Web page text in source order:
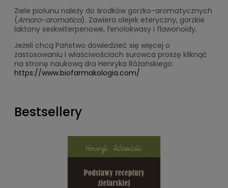
Ziele piołunu należy do środków gorzko-aromatycznych
(Amaro-aromatica). Zawiera olejek eteryczny, gorzkie
laktony seskwiterpenowe, fenolokwasy i flawonoidy.
Jeżeli chcą Państwo dowiedzieć się więcej o
zastosowaniu i właściwościach surowca proszę kliknąć
na stronę naukową dra Henryka Różańskiego:
https://www.biofarmakologia.com/
Bestsellery